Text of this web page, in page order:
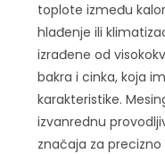
toplote između
hlađenje ili
izrađene od
bakra i cinka, koja
karakteristike.
izvanrednu
značaja za